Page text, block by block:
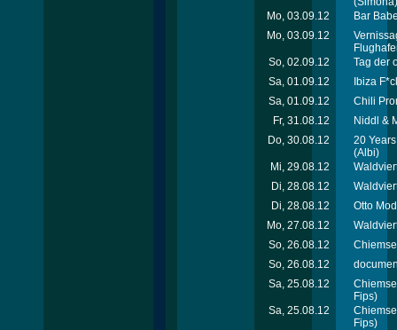
Mo, 03.09.12
Bar
Mo, 03.09.12
So, 02.09.12
Tag der
Sa, 01.09.12
Ibiza
Sa, 01.09.12
Chili
Fr, 31.08.12
Niddl &
Do, 30.08.12
20
(Albi)
Mi, 29.08.12
Di, 28.08.12
Di, 28.08.12
Otto
Mo, 27.08.12
So, 26.08.12
So, 26.08.12
Sa, 25.08.12
Fips)
Sa, 25.08.12
Fips)